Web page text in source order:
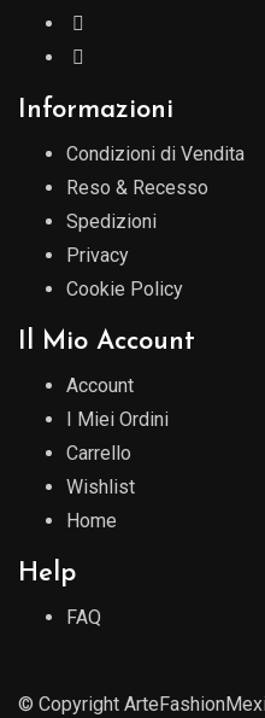
Informazioni
Condizioni di Vendita
Reso & Recesso
Spedizioni
Privacy
Cookie Policy
Il Mio Account
Account
I Miei Ordini
Carrello
Wishlist
Home
Help
FAQ
© Copyright